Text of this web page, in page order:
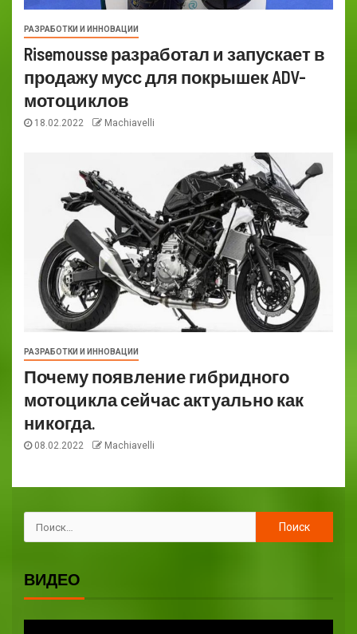
РАЗРАБОТКИ И ИННОВАЦИИ
Risemousse разработал и запускает в
продажу мусс для покрышек ADV-
мотоциклов
18.02.2022 Machiavelli
РАЗРАБОТКИ И ИННОВАЦИИ
Почему появление гибридного
мотоцикла сейчас актуально как
никогда.
08.02.2022 Machiavelli
ВИДЕО